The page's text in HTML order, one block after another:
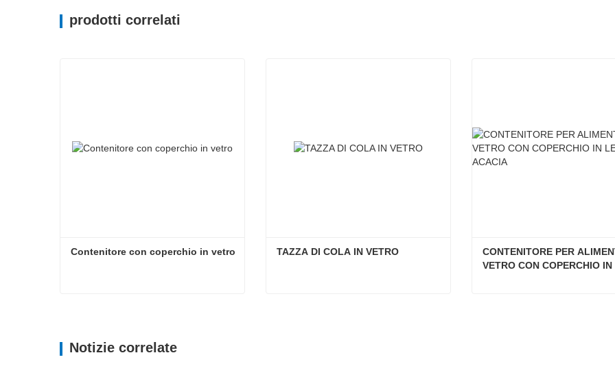
prodotti correlati
Contenitore con coperchio in vetro TAZZA DI COLA IN VETRO
CONTENITORE PER
VETRO CON COPERCHIO IN
Notizie correlate